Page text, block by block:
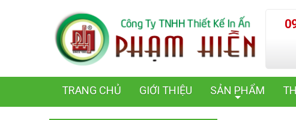
TRANG CHỦ GIỚI THIỆU
+
SẢN PHẨM